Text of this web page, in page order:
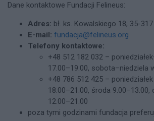
Dane kontaktowe Fundacji Felineus:
Adres: bł. ks. Kowalskiego 18, 35-
E-mail: fundacja@felineus.org
Telefony kontaktowe:
+48 512 182 032 –
17.00–19.00, sobota–niedziela
+48 786 512 425 –
18.00–21.00, środa
12.00–21.00
poza tymi godzinami fundacja